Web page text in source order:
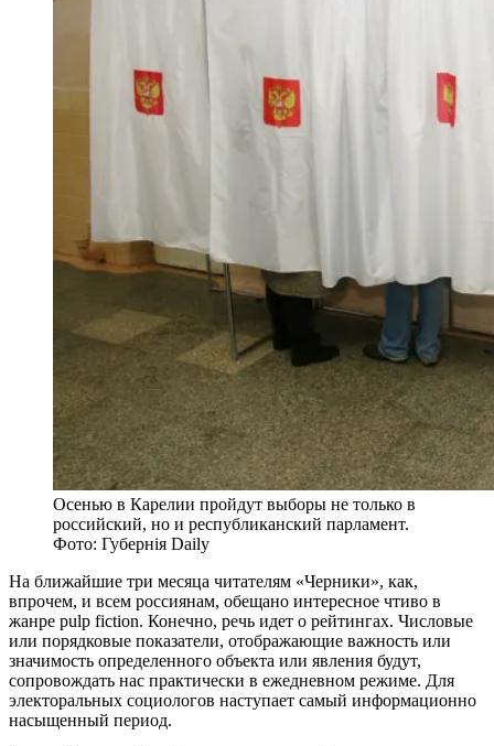
Осенью в Карелии пройдут выборы не только в
российский, но и республиканский парламент.
Фото: Губернiя Daily
На ближайшие три месяца читателям «Черники», как,
впрочем, и всем россиянам, обещано интересное чтиво в
жанре pulp fiction. Конечно, речь идет о рейтингах. Числовые
или порядковые показатели, отображающие важность или
значимость определенного объекта или явления будут,
сопровождать нас практически в ежедневном режиме. Для
электоральных социологов наступает самый информационно
насыщенный период.